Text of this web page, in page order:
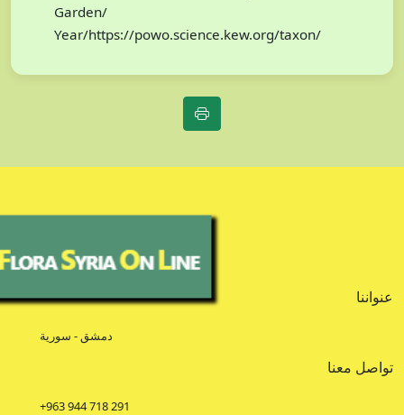
Garden/
Year/https://powo.science.kew.org/taxon/
عنواننا
دمشق - سورية
تواصل معنا
+963 944 718 291